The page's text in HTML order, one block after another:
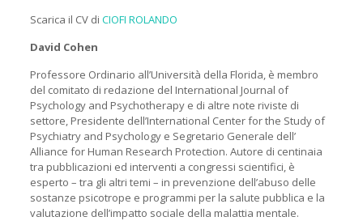
Scarica il CV di CIOFI ROLANDO
David Cohen
Professore Ordinario all’Università della Florida, è membro
del comitato di redazione del International Journal of
Psychology and Psychotherapy e di altre note riviste di
settore, Presidente dell’International Center for the Study of
Psychiatry and Psychology e Segretario Generale dell’
Alliance for Human Research Protection. Autore di centinaia
tra pubblicazioni ed interventi a congressi scientifici, è
esperto – tra gli altri temi – in prevenzione dell’abuso delle
sostanze psicotrope e programmi per la salute pubblica e la
valutazione dell’impatto sociale della malattia mentale.